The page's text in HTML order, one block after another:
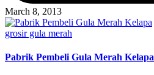
March 8, 2013
Posted
grosir gula merah
Pabrik Pembeli Gula Merah Kelapa